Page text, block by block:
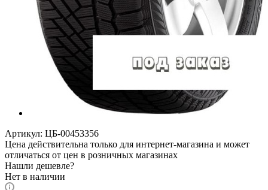
Артикул: ЦБ-00453356
Цена действительна только для интернет-магазина и может
отличаться от цен в розничных магазинах
Нашли дешевле?
Нет в наличии